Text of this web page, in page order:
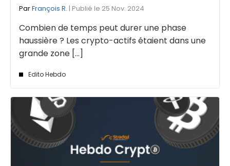
ParFrançois R. | Publié le 25 Nov. 2024
Combien de temps peut durer une phase
haussière ? Les crypto-actifs étaient dans une
grande zone [...]
Edito Hebdo